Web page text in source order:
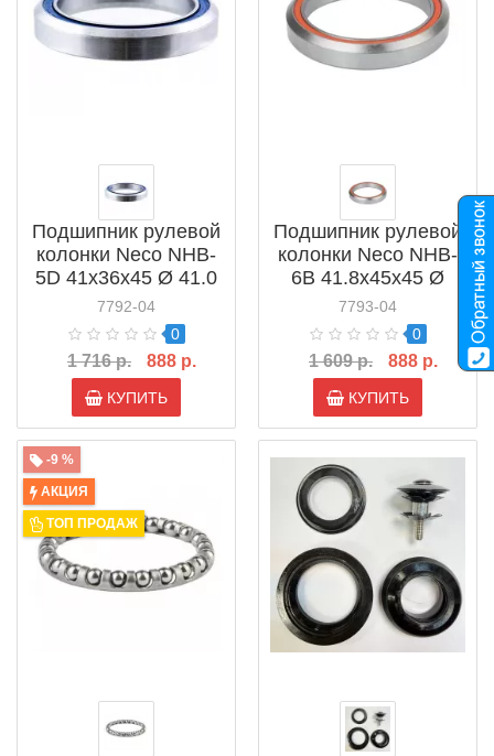
Подшипник рулевой
колонки Neco NHB-
5D 41x36x45 Ø 41.0
мм (883180)
7792-04
0
1 716 р. 888 р.
КУПИТЬ
Подшипник рулевой
колонки Neco NHB-
6B 41.8x45x45 Ø
41.8 мм (883182)
7793-04
0
1 609 р. 888 р.
КУПИТЬ
-9 %
АКЦИЯ
ТОП ПРОДАЖ